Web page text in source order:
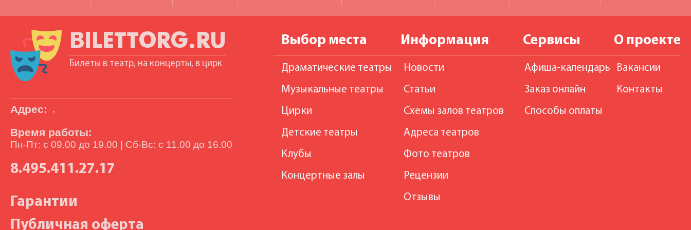
BILETTORG.RU
Билеты в театр, на концерты, в цирк
Адрес: ,
Время работы:
Пн-Пт: с 09.00 до 19.00 | Сб-Вс: с 11.00 до 16.00
8.495.411.27.17
Гарантии
Публичная оферта
Выбор места Информация Сервисы О проекте
Драматические театры
Музыкальные театры
Цирки
Детские театры
Клубы
Концертные залы
Новости
Статьи
Схемы залов театров
Адреса театров
Фото театров
Рецензии
Отзывы
Афиша-календарь
Заказ онлайн
Способы оплаты
Вакансии
Контакты